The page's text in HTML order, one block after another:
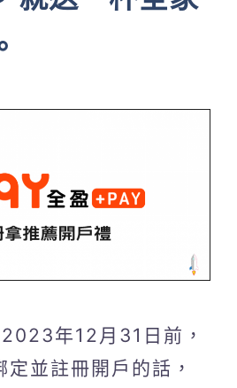
年12月31日前，
並註冊開戶的話，